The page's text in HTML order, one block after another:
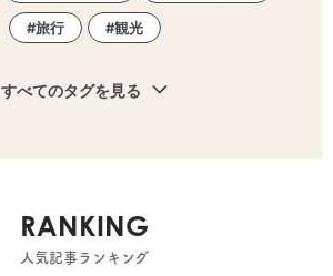
旅行 観光
すべてのタグを見る
RANKING
人気記事ランキング